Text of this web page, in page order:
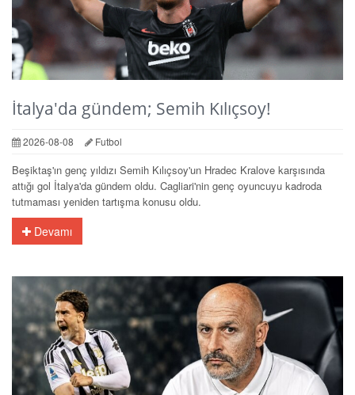
İtalya'da gündem; Semih Kılıçsoy!
2026-08-08 Futbol
Beşiktaş'ın genç yıldızı Semih Kılıçsoy'un Hradec Kralove karşısında
attığı gol İtalya'da gündem oldu. Cagliari'nin genç oyuncuyu kadroda
tutmaması yeniden tartışma konusu oldu.
Devamı